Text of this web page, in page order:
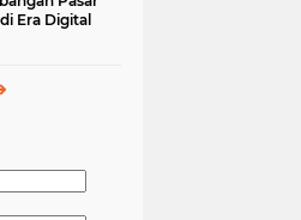
Era Digital